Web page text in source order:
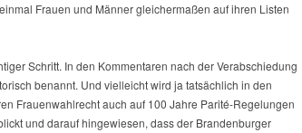
Frauen und Männer gleichermaßen auf ihren Listen
Schritt. In den Kommentaren nach der Verabschiedung
benannt. Und vielleicht wird ja tatsächlich in den
Frauenwahlrecht auch auf 100 Jahre Parité-Regelungen
und darauf hingewiesen, dass der Brandenburger